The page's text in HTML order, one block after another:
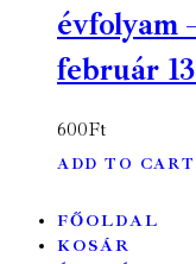
évfolyam
február
600Ft
ADD TO CART
FŐOLDAL
KOSÁR